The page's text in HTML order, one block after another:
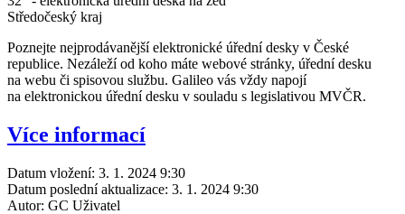
Středočeský kraj
Poznejte nejprodávanější elektronické úřední desky v České
republice. Nezáleží od koho máte webové stránky, úřední desku
na webu či spisovou službu. Galileo vás vždy napojí
na elektronickou úřední desku v souladu s legislativou MVČR.
Více informací
Datum vložení: 3. 1. 2024 9:30
Datum poslední aktualizace: 3. 1. 2024 9:30
Autor: GC Uživatel